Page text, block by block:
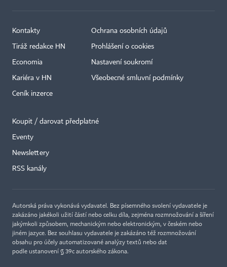
Kontakty
Tiráž redakce HN
Economia
Kariéra v HN
Ceník inzerce
Ochrana osobních údajů
Prohlášení o cookies
Nastavení soukromí
Všeobecné smluvní podmínky
Koupit / darovat předplatné
Eventy
Newslettery
RSS kanály
Autorská práva vykonává vydavatel. Bez písemného svolení vydavatele je
zakázáno jakékoli užití částí nebo celku díla, zejména rozmnožování a šíření
jakýmkoli způsobem, mechanickým nebo elektronickým, v českém nebo
jiném jazyce. Bez souhlasu vydavatele je zakázáno též rozmnožování
obsahu pro účely automatizované analýzy textů nebo dat
podle ustanovení § 39c autorského zákona.